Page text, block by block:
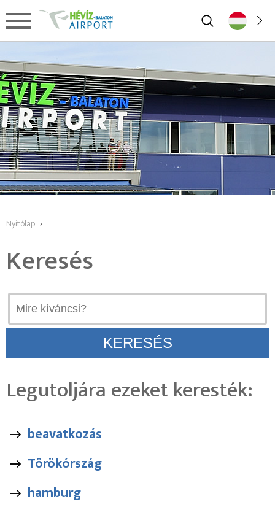
Nyitólap ›
Keresés
Legutoljára ezeket keresték:
beavatkozás
Törökórszág
hamburg